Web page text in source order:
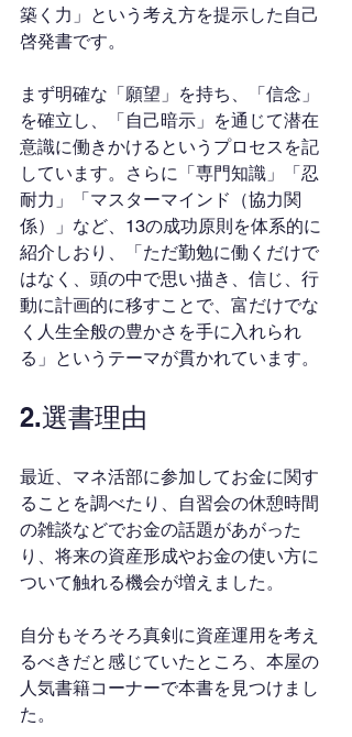
築く力」という考え方を提示した自己
啓発書です。
まず明確な「願望」を持ち、「信念」
を確立し、「自己暗示」を通じて潜在
意識に働きかけるというプロセスを記
しています。さらに「専門知識」「忍
耐力」「マスターマインド（協力関
係）」など、13の成功原則を体系的に
紹介しおり、「ただ勤勉に働くだけで
はなく、頭の中で思い描き、信じ、行
動に計画的に移すことで、富だけでな
く人生全般の豊かさを手に入れられ
る」というテーマが貫かれています。
2.選書理由
最近、マネ活部に参加してお金に関す
ることを調べたり、自習会の休憩時間
の雑談などでお金の話題があがった
り、将来の資産形成やお金の使い方に
ついて触れる機会が増えました。
自分もそろそろ真剣に資産運用を考え
るべきだと感じていたところ、本屋の
人気書籍コーナーで本書を見つけまし
た。